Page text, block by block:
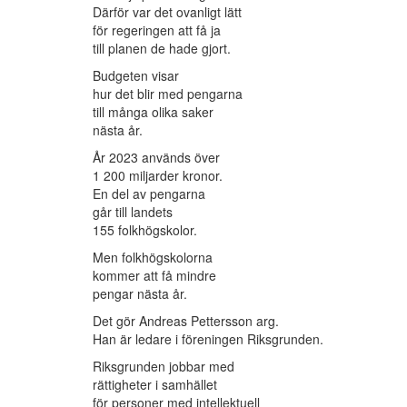
Därför var det ovanligt lätt
för regeringen att få ja
till planen de hade gjort.
Budgeten visar
hur det blir med pengarna
till många olika saker
nästa år.
År 2023 används över
1 200 miljarder kronor.
En del av pengarna
går till landets
155 folkhögskolor.
Men folkhögskolorna
kommer att få mindre
pengar nästa år.
Det gör Andreas Pettersson arg.
Han är ledare i föreningen Riksgrunden.
Riksgrunden jobbar med
rättigheter i samhället
för personer med intellektuell